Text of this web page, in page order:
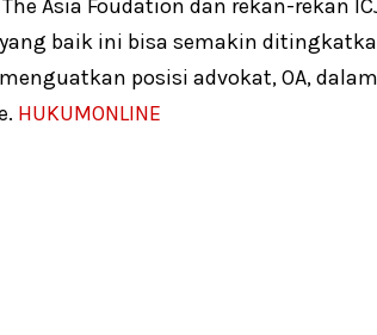
Asia Foudation dan rekan-rekan
baik ini bisa semakin
posisi advokat, OA,
HUKUMONLINE